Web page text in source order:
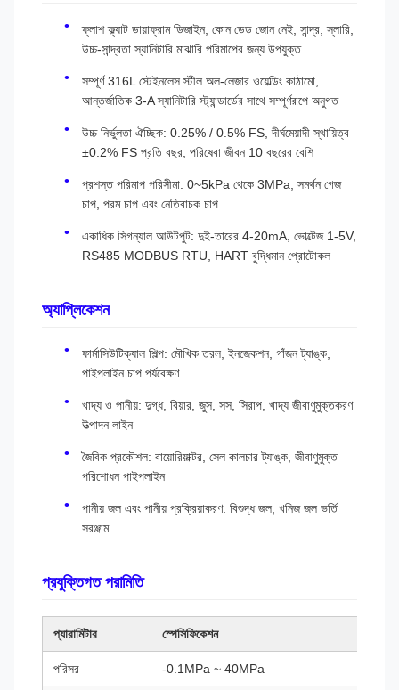
ফ্লাশ ফ্ল্যাট ডায়াফ্রাম ডিজাইন, কোন ডেড জোন নেই, সান্দ্র, স্লারি,
উচ্চ-সান্দ্রতা স্যানিটারি মাঝারি পরিমাপের জন্য উপযুক্ত
সম্পূর্ণ 316L স্টেইনলেস স্টীল অল-লেজার ওয়েল্ডিং কাঠামো,
আন্তর্জাতিক 3-A স্যানিটারি স্ট্যান্ডার্ডের সাথে সম্পূর্ণরূপে অনুগত
উচ্চ নির্ভুলতা ঐচ্ছিক: 0.25% / 0.5% FS, দীর্ঘমেয়াদী স্থায়িত্ব
±0.2% FS প্রতি বছর, পরিষেবা জীবন 10 বছরের বেশি
প্রশস্ত পরিমাপ পরিসীমা: 0~5kPa থেকে 3MPa, সমর্থন গেজ
চাপ, পরম চাপ এবং নেতিবাচক চাপ
একাধিক সিগন্যাল আউটপুট: দুই-তারের 4-20mA, ভোল্টেজ 1-5V,
RS485 MODBUS RTU, HART বুদ্ধিমান প্রোটোকল
অ্যাপ্লিকেশন
ফার্মাসিউটিক্যাল শিল্প: মৌখিক তরল, ইনজেকশন, গাঁজন ট্যাঙ্ক,
পাইপলাইন চাপ পর্যবেক্ষণ
খাদ্য ও পানীয়: দুগ্ধ, বিয়ার, জুস, সস, সিরাপ, খাদ্য জীবাণুমুক্তকরণ
উত্পাদন লাইন
জৈবিক প্রকৌশল: বায়োরিয়াক্টর, সেল কালচার ট্যাঙ্ক, জীবাণুমুক্ত
পরিশোধন পাইপলাইন
পানীয় জল এবং পানীয় প্রক্রিয়াকরণ: বিশুদ্ধ জল, খনিজ জল ভর্তি
সরঞ্জাম
প্রযুক্তিগত পরামিতি
প্যারামিটার স্পেসিফিকেশন
পরিসর -0.1MPa ~ 40MPa